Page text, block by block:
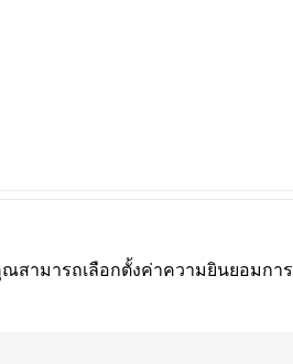
สามารถเลือกตั้งค่าความยินยอมกา